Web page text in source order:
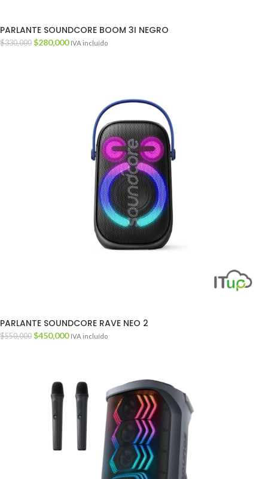
PARLANTE SOUNDCORE BOOM 3I NEGRO
$330,000 $280,000 IVA incluído
PARLANTE SOUNDCORE RAVE NEO 2
$550,000 $450,000 IVA incluído